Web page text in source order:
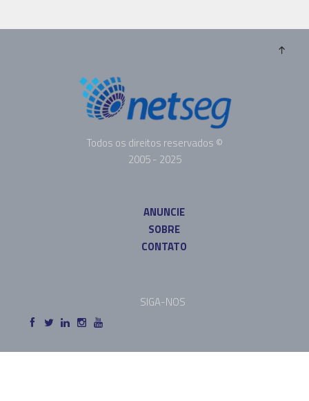
Todos os direitos reservados ©
2005 - 2025
ANUNCIE
SOBRE
CONTATO
SIGA-NOS